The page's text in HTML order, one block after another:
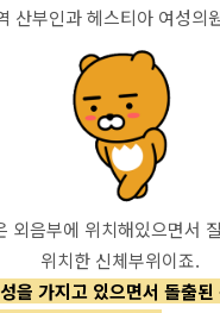
산부인과 헤스티아 여성의
외음부에 위치해있으면서
위치한 신체부위이죠.
을 가지고 있으면서 돌출